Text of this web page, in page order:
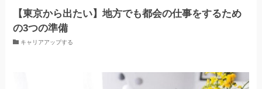
【東京から出たい】地方でも都会の仕事をするため
の3つの準備
キャリアアップする